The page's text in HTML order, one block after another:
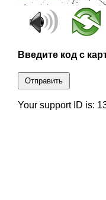
Введите код с
Отправить
Your support ID is: